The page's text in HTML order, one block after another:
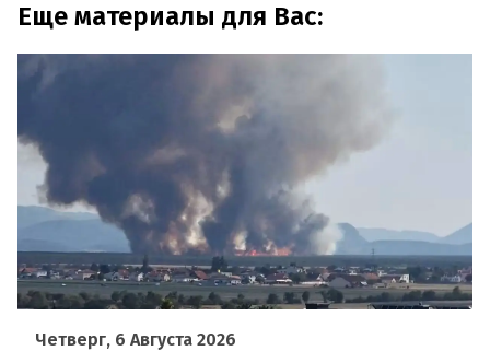
Еще материалы для Вас:
Четверг, 6 Августа 2026